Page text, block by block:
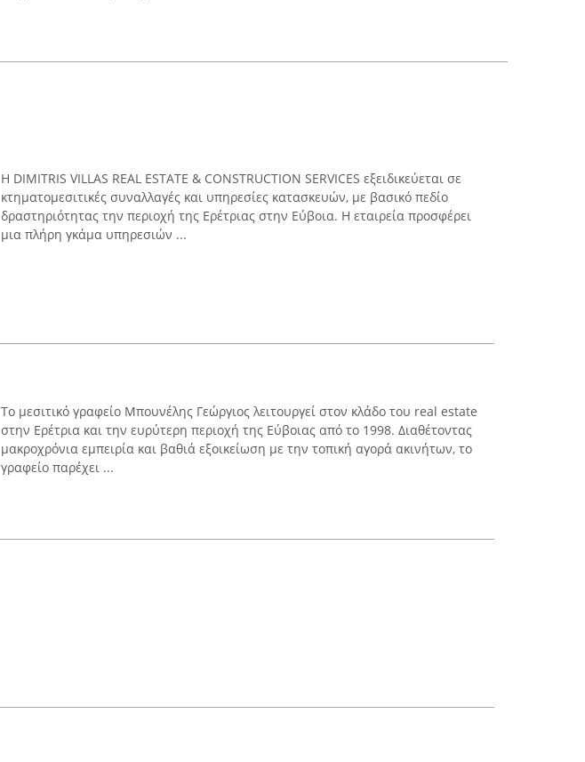
Η DIMITRIS VILLAS REAL ESTATE & CONSTRUCTION SERVICES εξειδικεύεται σε
κτηματομεσιτικές συναλλαγές και υπηρεσίες κατασκευών, με βασικό πεδίο
δραστηριότητας την περιοχή της Ερέτριας στην Εύβοια. Η εταιρεία προσφέρει
μια πλήρη γκάμα υπηρεσιών ...
Το μεσιτικό γραφείο Μπουνέλης Γεώργιος λειτουργεί στον κλάδο του real estate
στην Ερέτρια και την ευρύτερη περιοχή της Εύβοιας από το 1998. Διαθέτοντας
μακροχρόνια εμπειρία και βαθιά εξοικείωση με την τοπική αγορά ακινήτων, το
γραφείο παρέχει ...